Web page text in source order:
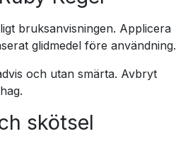
bruksanvisningen. Applicera
glidmedel före användning.
och utan smärta. Avbryt
skötsel